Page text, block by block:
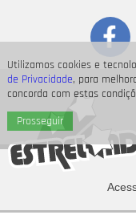
Utilizamos cookies e
de Privacidade, para
concorda com estas
Prosseguir